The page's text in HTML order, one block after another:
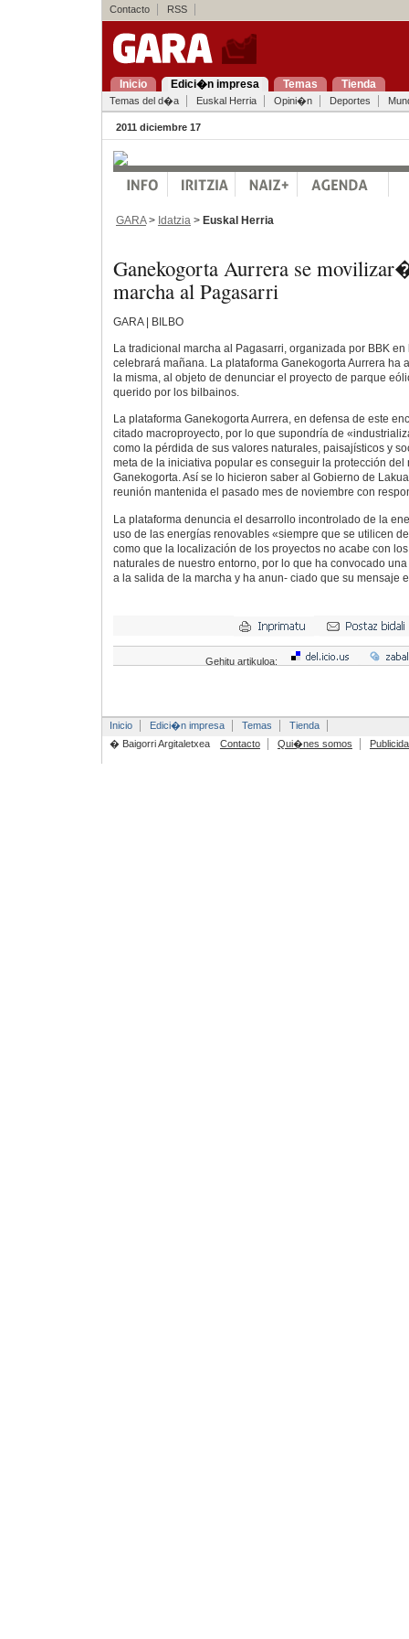
Contacto RSS
Inicio Edici�n impresa Temas Tienda
Temas del d�a Euskal Herria Opini�n Deportes
2011 diciembre 17
GARA> Idatzia > Euskal Herria
Ganekogorta Aurrera se
marcha al Pagasarri
GARA | BILBO
La tradicional marcha al Pagasarri, organizada por BBK
celebrará mañana. La plataforma Ganekogorta Aurrera ha
la misma, al objeto de denunciar el proyecto de parque
querido por los bilbainos.
La plataforma Ganekogorta Aurrera, en defensa de este
citado macroproyecto, por lo que supondría de
como la pérdida de sus valores naturales, paisajísticos y
meta de la iniciativa popular es conseguir la protección del
Ganekogorta. Así se lo hicieron saber al Gobierno de
reunión mantenida el pasado mes de noviembre con
La plataforma denuncia el desarrollo incontrolado de la
uso de las energías renovables «siempre que se utilicen
como que la localización de los proyectos no acabe con
naturales de nuestro entorno, por lo que ha convocado
a la salida de la marcha y ha anun- ciado que su mensaje
Gehitu artikuloa:
Inicio Edici�n impresa Temas
Tienda
� Baigorri Argitaletxea
Contacto Qui�nes somos